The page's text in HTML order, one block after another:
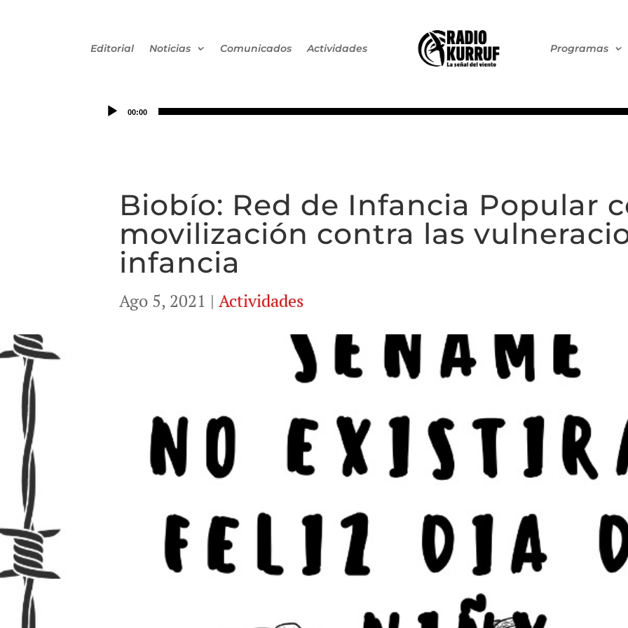
Editorial Noticias Comunicados Actividades Programas
00:00
Biobío: Red de Infancia Popular
movilización contra las
infancia
Ago 5, 2021 |Actividades